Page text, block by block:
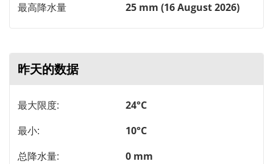
最高降水量
25 mm (16 August 2026)
昨天的数据
最大限度:
24°C
最小:
10°C
总降水量:
0 mm